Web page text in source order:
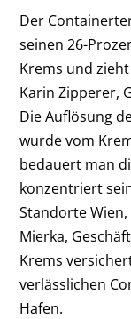
Der
seinen 26-
Krems und
Karin Zipperer,
Die Auflösung
wurde vom
bedauert man
konzentriert
Standorte
Mierka,
Krems
verlässlichen
Hafen.